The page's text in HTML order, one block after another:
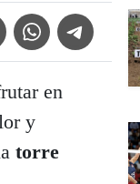
Icon
WhatsApp IconTelegram Icon
en
y
torre